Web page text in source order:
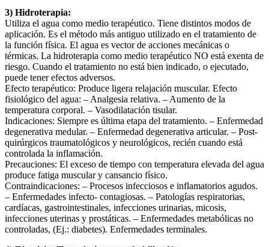
3) Hidroterapia:
Utiliza el agua como medio terapéutico. Tiene distintos modos de
aplicación. Es el método más antiguo utilizado en el tratamiento de
la función física. El agua es vector de acciones mecánicas o
térmicas. La hidroterapia como medio terapéutico NO está exenta de
riesgo. Cuando el tratamiento no está bien indicado, o ejecutado,
puede tener efectos adversos.
Efecto terapéutico: Produce ligera relajación muscular. Efecto
fisiológico del agua: – Analgesia relativa. – Aumento de la
temperatura corporal. – Vasodilatación tisular.
Indicaciones: Siempre es última etapa del tratamiento. – Enfermedad
degenerativa medular. – Enfermedad degenerativa articular. – Post-
quirúrgicos traumatológicos y neurológicos, recién cuando está
controlada la inflamación.
Precauciones: El exceso de tiempo con temperatura elevada del agua
produce fatiga muscular y cansancio físico.
Contraindicaciones: – Procesos infecciosos e inflamatorios agudos.
– Enfermedades infecto- contagiosas. – Patologías respiratorias,
cardíacas, gastrointestinales, infecciones urinarias, micosis,
infecciones uterinas y prostáticas. – Enfermedades metabólicas no
controladas, (Ej.: diabetes). Enfermedades terminales.